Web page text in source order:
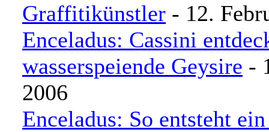
Graffitikünstler - 12.
Enceladus: Cassini
wasserspeiende Geysire -
2006
Enceladus: So entsteht